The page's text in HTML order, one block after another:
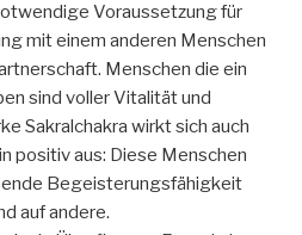
Voraussetzung für
mit einem anderen Menschen
Menschen die ein
sind voller Vitalität und
Sakralchakra wirkt sich auch
positiv aus: Diese Menschen
Begeisterungsfähigkeit
auf andere.